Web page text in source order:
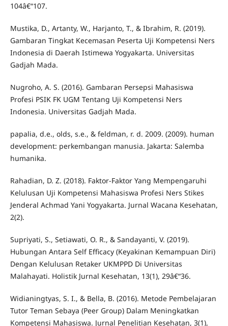
104â€“107.
Mustika, D., Artanty, W., Harjanto, T., & Ibrahim, R. (2019).
Gambaran Tingkat Kecemasan Peserta Uji Kompetensi Ners
Indonesia di Daerah Istimewa Yogyakarta. Universitas
Gadjah Mada.
Nugroho, A. S. (2016). Gambaran Persepsi Mahasiswa
Profesi PSIK FK UGM Tentang Uji Kompetensi Ners
Indonesia. Universitas Gadjah Mada.
papalia, d.e., olds, s.e., & feldman, r. d. 2009. (2009). human
development: perkembangan manusia. Jakarta: Salemba
humanika.
Rahadian, D. Z. (2018). Faktor-Faktor Yang Mempengaruhi
Kelulusan Uji Kompetensi Mahasiswa Profesi Ners Stikes
Jenderal Achmad Yani Yogyakarta. Jurnal Wacana Kesehatan,
2(2).
Supriyati, S., Setiawati, O. R., & Sandayanti, V. (2019).
Hubungan Antara Self Efficacy (Keyakinan Kemampuan Diri)
Dengan Kelulusan Retaker UKMPPD Di Universitas
Malahayati. Holistik Jurnal Kesehatan, 13(1), 29â€“36.
Widianingtyas, S. I., & Bella, B. (2016). Metode Pembelajaran
Tutor Teman Sebaya (Peer Group) Dalam Meningkatkan
Kompetensi Mahasiswa. Jurnal Penelitian Kesehatan, 3(1),